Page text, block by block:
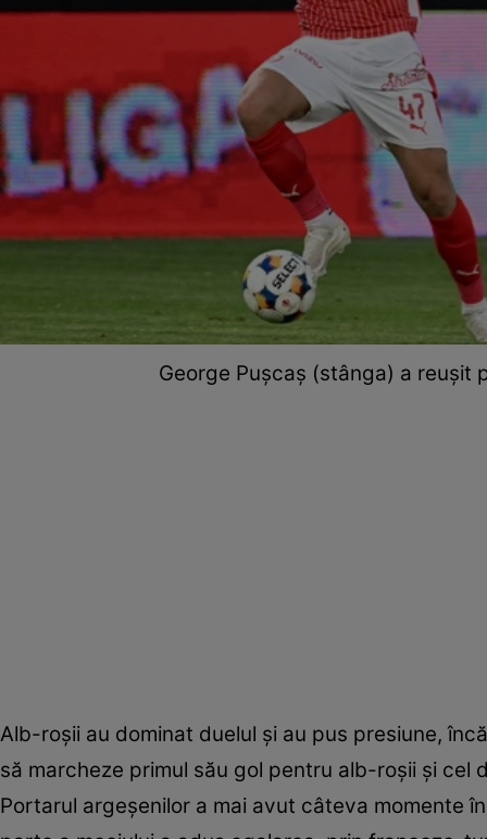
George Pușcaș (stânga) a reușit
Alb-roșii au dominat duelul și au pus presiune,
să marcheze primul său gol pentru alb-roșii și cel
Portarul argeșenilor a mai avut câteva momente